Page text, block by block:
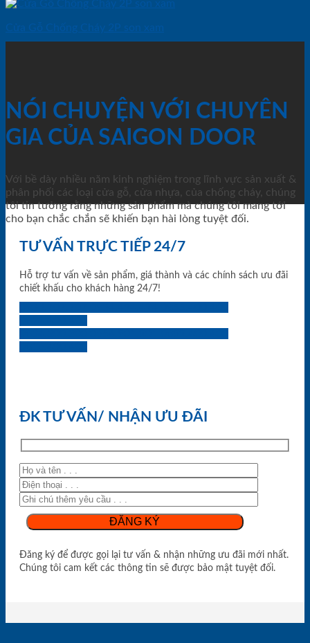
Cửa Gỗ Chống Cháy 2P son xam
NÓI CHUYỆN VỚI CHUYÊN
GIA CỦA SAIGON DOOR
Với bề dày nhiều năm kinh nghiệm trong lĩnh vực sản xuất &
phân phối các loại cửa gỗ, cửa nhựa, của chống cháy, chúng
tôi tin tưởng rằng những sản phẩm mà chúng tôi mang tới
cho bạn chắc chắn sẽ khiến bạn hài lòng tuyệt đối.
TƯ VẤN TRỰC TIẾP 24/7
Hỗ trợ tư vấn về sản phẩm, giá thành và các chính sách ưu đãi
chiết khấu cho khách hàng 24/7!
ĐK TƯ VẤN/ NHẬN ƯU ĐÃI
Đăng ký để được gọi lại tư vấn & nhận những ưu đãi mới nhất.
Chúng tôi cam kết các thông tin sẽ được bảo mật tuyệt đối.